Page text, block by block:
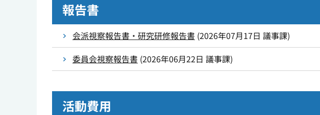
報告書
会派視察報告書・研究研修報告書 (2026年07月17日 議事課)
委員会視察報告書 (2026年06月22日 議事課)
活動費用